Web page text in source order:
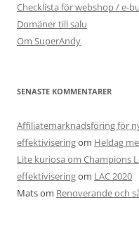
Checklista för webshop / e-
Domäner till salu
Om SuperAndy
SENASTE KOMMENTARER
Affiliatemarknadsföring för
effektiviseringom Heldag
Lite kuriosa om Champions
effektiviseringom LAC 2020
Matsom Renoverande och